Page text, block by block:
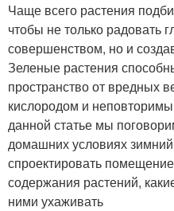
Чаще всего растения
чтобы не только радовать
совершенством, но и
Зеленые растения
пространство от вредных
кислородом и
данной статье мы
домашних условиях
спроектировать
содержания растений,
ними ухаживать